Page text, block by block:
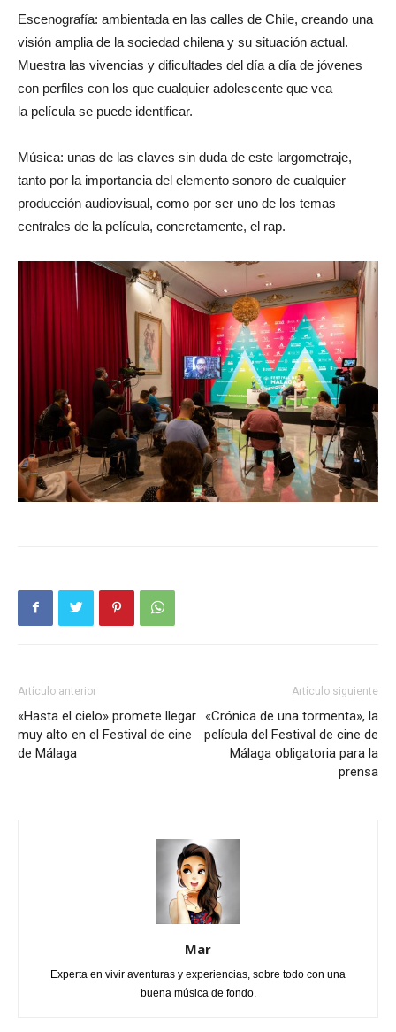
Escenografía: ambientada en las calles de Chile, creando una
visión amplia de la sociedad chilena y su situación actual.
Muestra las vivencias y dificultades del día a día de jóvenes
con perfiles con los que cualquier adolescente que vea
la película se puede identificar.
Música: unas de las claves sin duda de este largometraje,
tanto por la importancia del elemento sonoro de cualquier
producción audiovisual, como por ser uno de los temas
centrales de la película, concretamente, el rap.
Artículo anterior
«Hasta el cielo» promete llegar
muy alto en el Festival de cine
de Málaga
Artículo siguiente
«Crónica de una tormenta», la
película del Festival de cine de
Málaga obligatoria para la
prensa
Mar
Experta en vivir aventuras y experiencias, sobre todo con una
buena música de fondo.